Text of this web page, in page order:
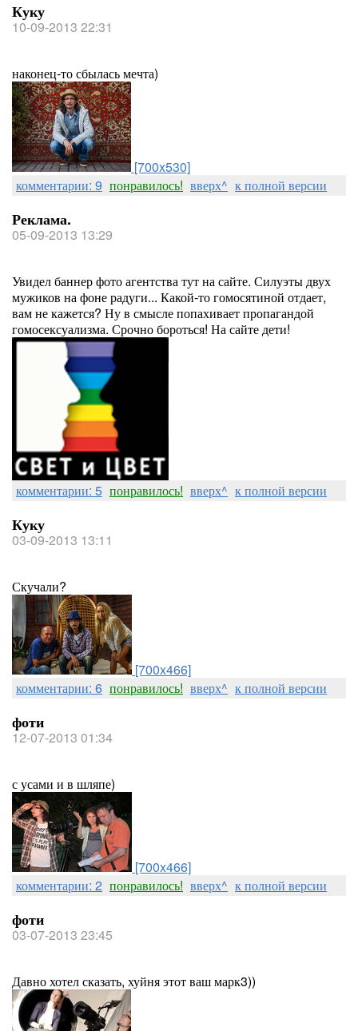
Куку
10-09-2013 22:31
наконец-то сбылась мечта)
[700x530]
комментарии: 9 понравилось! вверх^ к полной версии
Реклама.
05-09-2013 13:29
Увидел баннер фото агентства тут на сайте. Силуэты двух
мужиков на фоне радуги... Какой-то гомосятиной отдает,
вам не кажется? Ну в смысле попахивает пропагандой
гомосексуализма. Срочно бороться! На сайте дети!
комментарии: 5 понравилось! вверх^ к полной версии
Куку
03-09-2013 13:11
Скучали?
[700x466]
комментарии: 6 понравилось! вверх^ к полной версии
фоти
12-07-2013 01:34
с усами и в шляпе)
[700x466]
комментарии: 2 понравилось! вверх^ к полной версии
фоти
03-07-2013 23:45
Давно хотел сказать, хуйня этот ваш марк3))